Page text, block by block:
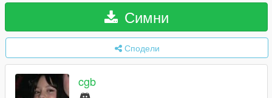
Симни
Сподели
cgb